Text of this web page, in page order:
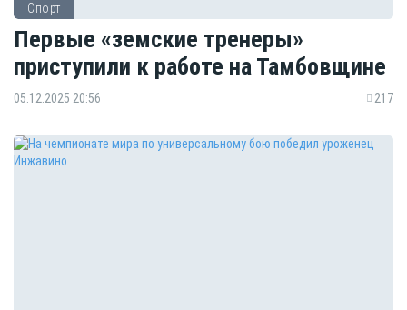
Спорт
Первые «земские тренеры»
приступили к работе на Тамбовщине
05.12.2025 20:56 217